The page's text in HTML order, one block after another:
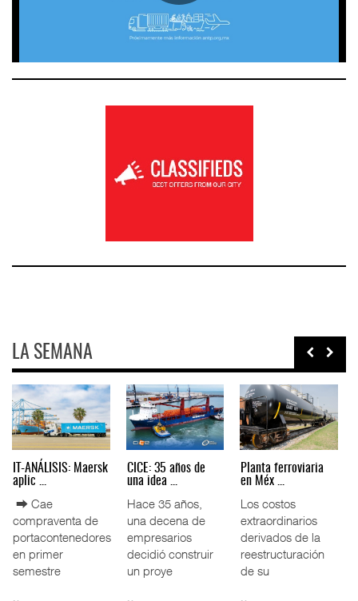
LA SEMANA
AMANAC, treinta y
nueve a ...
La transformación
del comercio
marítimo mundial
también ha
redefin
TMAZ eleva 77%
movimiento ...
La Terminal
Marítima de
Mazatlán (TMAZ),
subsidiaria
portuaria de
EE.UU. plantea
nuevas res ...
La Administración
Federal de
Ferrocarriles de
los Estados
Unidos (